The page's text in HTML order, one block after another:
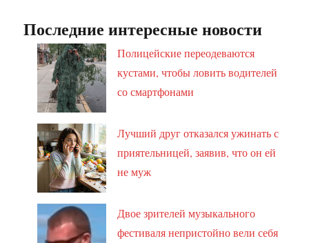
Последние интересные новости
Полицейские переодеваются
кустами, чтобы ловить водителей
со смартфонами
Лучший друг отказался ужинать с
приятельницей, заявив, что он ей
не муж
Двое зрителей музыкального
фестиваля непристойно вели себя